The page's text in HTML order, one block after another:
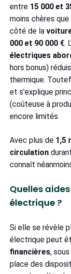
entre 15 000 et
moins chères
côté de la
000 et 90 000 €.
électriques
hors bonus)
thermique.
et s'explique
(coûteuse à
encore limités.
Avec plus de 1,5
circulation
connaît
Quelles
électrique ?
Si elle se révèle
électrique peut
financières,
place des